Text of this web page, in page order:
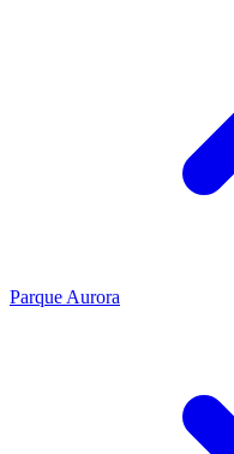
Parque Aurora